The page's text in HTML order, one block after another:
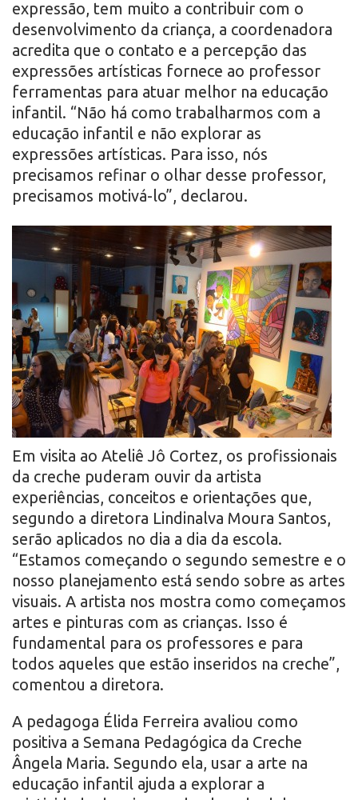
expressão, tem muito a contribuir com o
desenvolvimento da criança, a coordenadora
acredita que o contato e a percepção das
expressões artísticas fornece ao professor
ferramentas para atuar melhor na educação
infantil. “Não há como trabalharmos com a
educação infantil e não explorar as
expressões artísticas. Para isso, nós
precisamos refinar o olhar desse professor,
precisamos motivá-lo”, declarou.
Em visita ao Ateliê Jô Cortez, os profissionais
da creche puderam ouvir da artista
experiências, conceitos e orientações que,
segundo a diretora Lindinalva Moura Santos,
serão aplicados no dia a dia da escola.
“Estamos começando o segundo semestre e o
nosso planejamento está sendo sobre as artes
visuais. A artista nos mostra como começamos
artes e pinturas com as crianças. Isso é
fundamental para os professores e para
todos aqueles que estão inseridos na creche”,
comentou a diretora.
A pedagoga Élida Ferreira avaliou como
positiva a Semana Pedagógica da Creche
Ângela Maria. Segundo ela, usar a arte na
educação infantil ajuda a explorar a